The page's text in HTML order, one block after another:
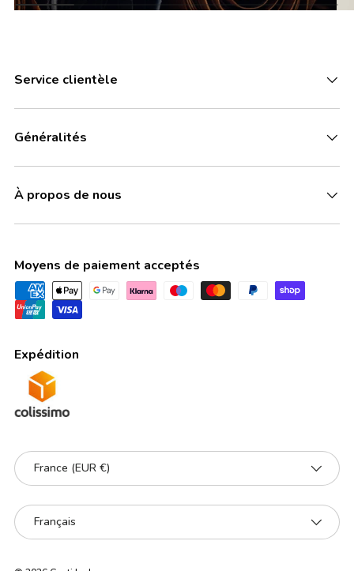
Service clientèle
Généralités
À propos de nous
Moyens de paiement acceptés
Expédition
Pays
France (EUR €)
Langue
Français